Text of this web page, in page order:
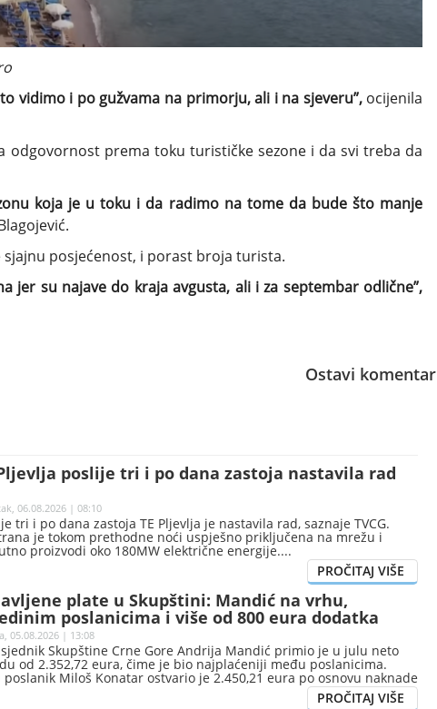
vidimo i po gužvama na primorju, ali i na sjeveru”,ocijenila
odgovornost prema toku turističke sezone i da svi treba da
koja je u toku i da radimo na tome da bude što manje
sjajnu posjećenost, i porast broja turista.
jer su najave do kraja avgusta, ali i za septembar odlične”,
Ostavi komentar
poslije tri i po dana zastoja nastavila rad
06.08.2026 | 08:10
tri i po dana zastoja TE Pljevlja je nastavila rad, saznaje TVCG.
je tokom prethodne noći uspješno priključena na mrežu i
proizvodi oko 180MW električne energije.
plate u Skupštini: Mandić na vrhu,
poslanicima i više od 800 eura dodatka
05.08.2026 | 13:08
Skupštine Crne Gore Andrija Mandić primio je u julu neto
od 2.352,72 eura, čime je bio najplaćeniji među poslanicima.
poslanik Miloš Konatar ostvario je 2.450,21 eura po osnovu naknade
prestanka funkcije, pokazuju podaci o julskim primanjima koje je